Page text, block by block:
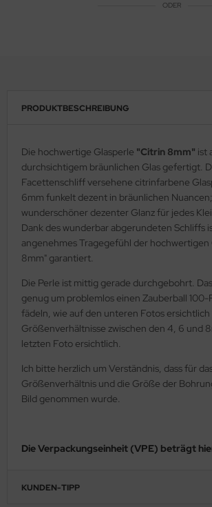
ODER
PRODUKTBESCHREIBUNG
Die hochwertige Glasperle "Citrin 8mm" ist
durchsichtigem bräunlichen Glas gefertigt.
Facettenschliff versehene citrinfarbene
6mm funkelt dezent in bräunlichen
wunderschöner dezenter Glanz für jedes
Dank des wunderbar abgerundeten Schliffs
angenehmes Tragegefühl der hochwertigen
8mm" garantiert.
Die Perle ist mittig gerade durchgebohrt.
genug um problemlos einen Zauberball 100-
fädeln, wie auf den unteren Fotos ersichtlich
Größenverhältnisse zwischen den 4, 6 und
letzten Foto ersichtlich.
Ich bitte herzlich um Verständnis, dass für
Größenverhältnis und die Größe der
Bild genommen wurde.
Die Verpackungseinheit (VPE) beträgt
KUNDEN-TIPP